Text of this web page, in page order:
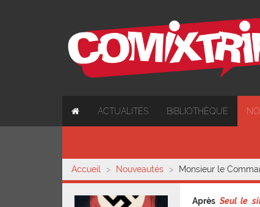
ACTUALITÉS BIBLIOTHÈQUE
Accueil Nouveautés Monsieur le
Après Seul le